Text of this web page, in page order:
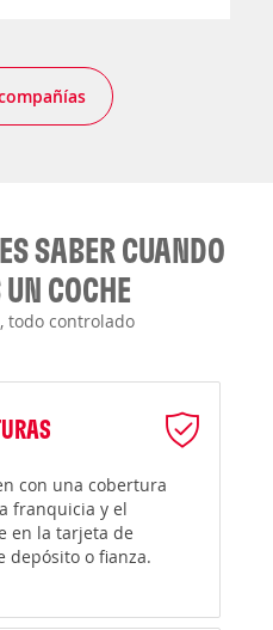
SABER CUANDO
COCHE
todo controlado
con una cobertura
franquicia y el
en la tarjeta de
depósito o fianza.